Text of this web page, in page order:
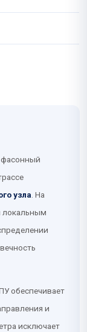
фасонный
узла. На
локальным
обеспечивает
и
исключает